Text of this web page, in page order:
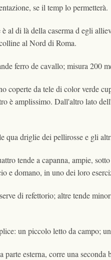
se il temp lo permetterà.
al di là della caserma d egli
al Nord di Roma.
ferro de cavallo; misura 200
coperte da tele di color verde
è amplissimo. Dall'altro lato
qua driglie dei pellirosse e gli
tende a capanna, ampie,
e domano, in uno dei loro
di refettorio; altre tende
un piccolo letto da campo;
esterna, corre una